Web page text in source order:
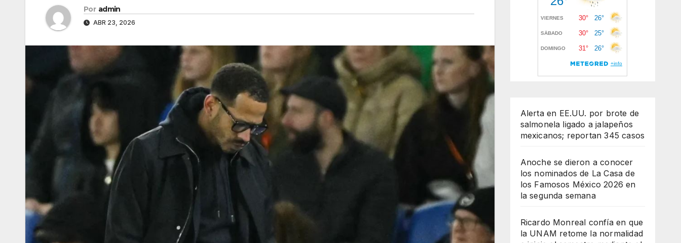
Por admin
ABR 23, 2026
Alerta en EE.UU. por brote de
salmonela ligado a jalapeños
mexicanos; reportan 345 casos
Anoche se dieron a conocer
los nominados de La Casa de
los Famosos México 2026 en
la segunda semana
Ricardo Monreal confía en que
la UNAM retome la normalidad